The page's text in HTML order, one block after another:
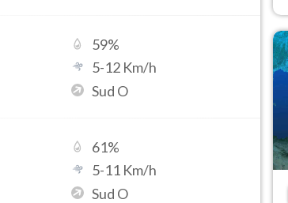
59%
5-12 Km/h
Sud O
61%
5-11 Km/h
Sud O